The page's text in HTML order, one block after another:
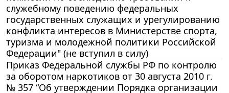
служебному поведению федеральных
государственных служащих и урегулированию
конфликта интересов в Министерстве спорта,
туризма и молодежной политики Российской
Федерации" (не вступил в силу)
Приказ Федеральной службы РФ по контролю
за оборотом наркотиков от 30 августа 2010 г.
№ 357 “Об утверждении Порядка организации